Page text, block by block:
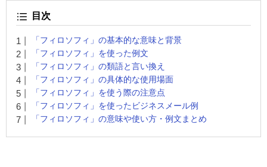
目次
「フィロソフィ」の基本的な意味と背景
「フィロソフィ」を使った例文
「フィロソフィ」の類語と言い換え
「フィロソフィ」の具体的な使用場面
「フィロソフィ」を使う際の注意点
「フィロソフィ」を使ったビジネスメール例
「フィロソフィ」の意味や使い方・例文まとめ